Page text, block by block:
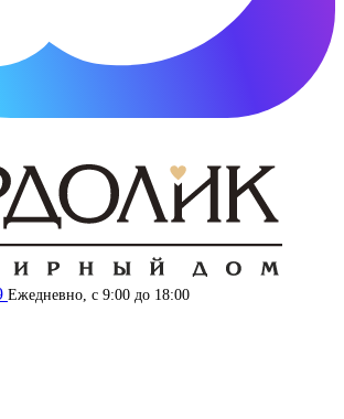
Ежедневно, с 9:00 до 18:00